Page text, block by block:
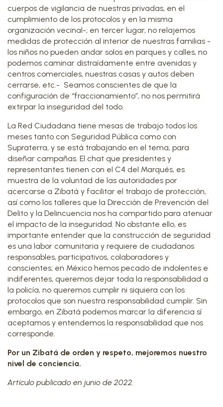
cuerpos de vigilancia de nuestras privadas, en el
cumplimiento de los protocolos y en la misma
organización vecinal-; en tercer lugar, no relajemos
medidas de protección al interior de nuestras familias -
los niños no pueden andar solos en parques y calles, no
podemos caminar distraídamente entre avenidas y
centros comerciales, nuestras casas y autos deben
cerrarse, etc.- Seamos conscientes de que la
configuración de “fraccionamiento”, no nos permitirá
extirpar la inseguridad del todo.
La Red Ciudadana tiene mesas de trabajo todos los
meses tanto con Seguridad Pública como con
Supraterra, y se está trabajando en el tema, para
diseñar campañas. El chat que presidentes y
representantes tienen con el C4 del Marqués, es
muestra de la voluntad de las autoridades por
acercarse a Zibatá y facilitar el trabajo de protección,
así como los talleres que la Dirección de Prevención del
Delito y la Delincuencia nos ha compartido para atenuar
el impacto de la inseguridad. No obstante ello, es
importante entender que la construcción de seguridad
es una labor comunitaria y requiere de ciudadanos
responsables, participativos, colaboradores y
conscientes; en México hemos pecado de indolentes e
indiferentes, queremos dejar toda la responsabilidad a
la policía, no queremos cumplir ni siquiera con los
protocolos que son nuestra responsabilidad cumplir. Sin
embargo, en Zibatá podemos marcar la diferencia sí
aceptamos y entendemos la responsabilidad que nos
corresponde.
Por un Zibatá de orden y respeto, mejoremos nuestro
nivel de conciencia.
Artículo publicado en junio de 2022.